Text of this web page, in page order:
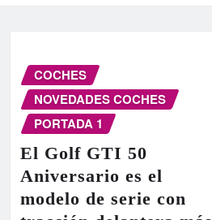
COCHES
NOVEDADES COCHES
PORTADA 1
El Golf GTI 50
Aniversario es el
modelo de serie con